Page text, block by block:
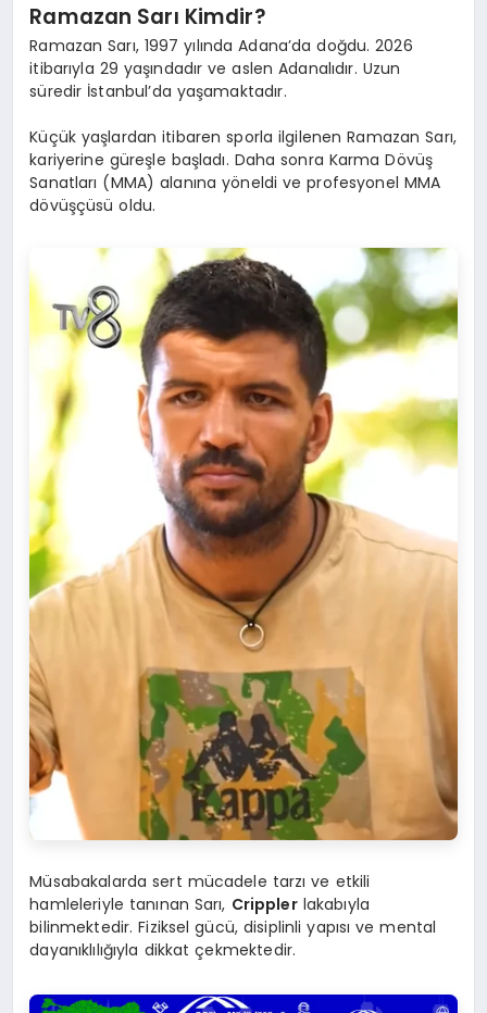
Ramazan Sarı Kimdir?
Ramazan Sarı, 1997 yılında Adana’da doğdu. 2026
itibarıyla 29 yaşındadır ve aslen Adanalıdır. Uzun
süredir İstanbul’da yaşamaktadır.
Küçük yaşlardan itibaren sporla ilgilenen Ramazan Sarı,
kariyerine güreşle başladı. Daha sonra Karma Dövüş
Sanatları (MMA) alanına yöneldi ve profesyonel MMA
dövüşçüsü oldu.
Müsabakalarda sert mücadele tarzı ve etkili
hamleleriyle tanınan Sarı, Cripplerlakabıyla
bilinmektedir. Fiziksel gücü, disiplinli yapısı ve mental
dayanıklılığıyla dikkat çekmektedir.